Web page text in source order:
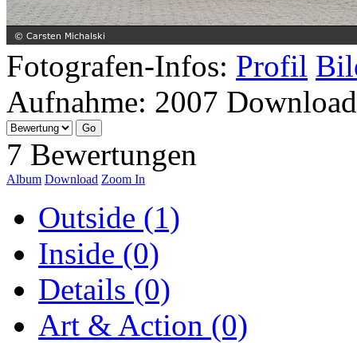
Fotografen-Infos: Profil
Aufnahme: 2007
7 Bewertungen
Album Download Zoom In
Outside (1)
Inside (0)
Details (0)
Art & Action (0)